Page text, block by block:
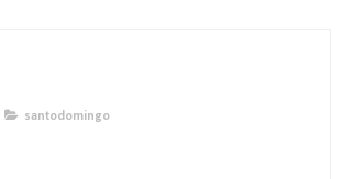
santodomingo